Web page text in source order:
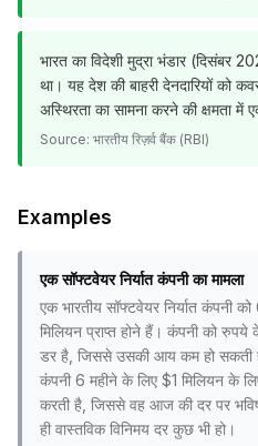
भारत का विदेशी मुद्रा भंडार
था। यह देश की बाहरी देनदारियों को
अस्थिरता का सामना करने की क्षमता में
Source: भारतीय रिज़र्व बैंक (RBI)
Examples
एक सॉफ्टवेयर निर्यात कंपनी का मामला
एक भारतीय सॉफ्टवेयर निर्यात कंपनी
मिलियन प्राप्त होने हैं। कंपनी को
डर है, जिससे उसकी आय कम हो सकती
कंपनी 6 महीने के लिए $1 मिलियन के
करती है, जिससे वह आज की दर पर
ही वास्तविक विनिमय दर कुछ भी हो।